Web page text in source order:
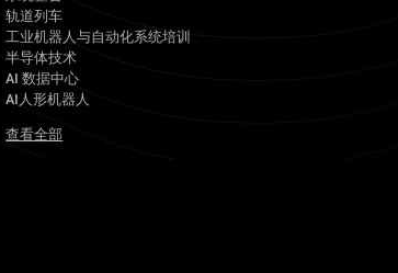
轨道列车
工业机器人与自动化系统培训
半导体技术
AI 数据中心
AI人形机器人
查看全部